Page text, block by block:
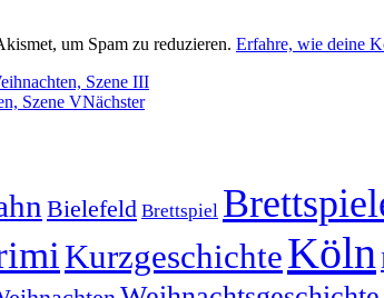
um Spam zu reduzieren. Erfahre, wie deine
Szene III
Szene VNächster
Bielefeld Brettspiel
KurzgeschichteKöln